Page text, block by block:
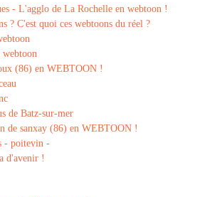
- L'agglo de La Rochelle en webtoon !
? C'est quoi ces webtoons du réel ?
webtoon
(86) en WEBTOON !
de Batz-sur-mer
de sanxay (86) en WEBTOON !
- poitevin -
d'avenir !